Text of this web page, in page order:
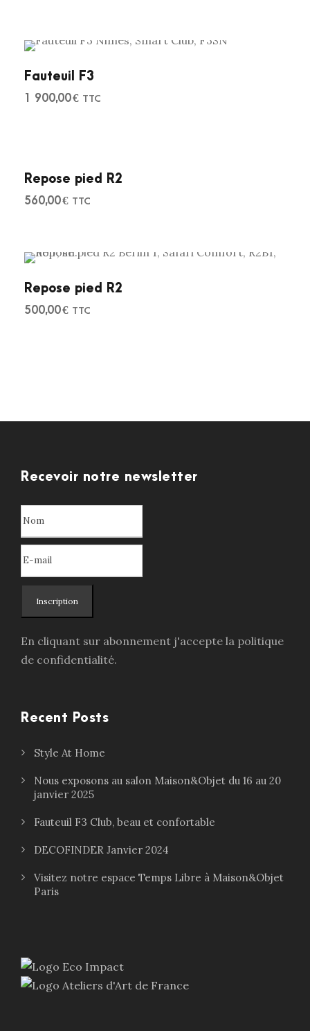
Fauteuil F3
1 900,00€ TTC
Repose pied R2
560,00€ TTC
Repose pied R2
500,00€ TTC
Recevoir notre newsletter
Inscription
En cliquant sur abonnement j'accepte la politique
de confidentialité.
Recent Posts
Style At Home
Nous exposons au salon Maison&Objet du 16 au 20
janvier 2025
Fauteuil F3 Club, beau et confortable
DECOFINDER Janvier 2024
Visitez notre espace Temps Libre à Maison&Objet
Paris